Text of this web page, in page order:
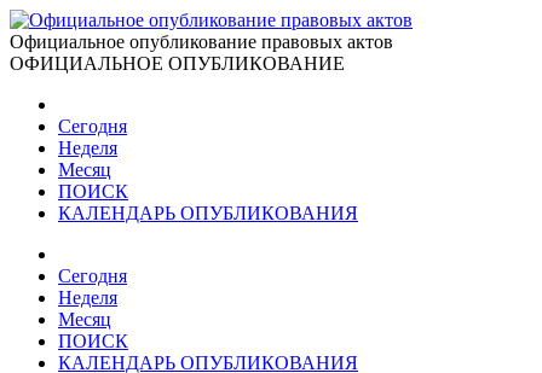
Официальное опубликование правовых актов
ОФИЦИАЛЬНОЕ ОПУБЛИКОВАНИЕ
Сегодня
Неделя
Месяц
ПОИСК
КАЛЕНДАРЬ ОПУБЛИКОВАНИЯ
Сегодня
Неделя
Месяц
ПОИСК
КАЛЕНДАРЬ ОПУБЛИКОВАНИЯ